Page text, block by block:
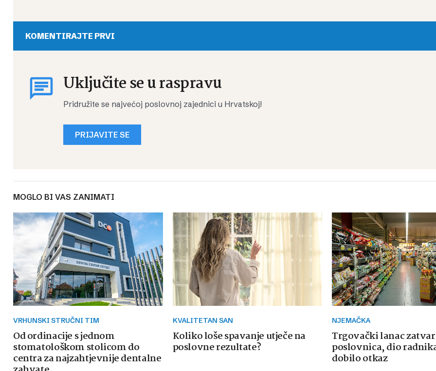
KOMENTIRAJTE PRVI
Uključite se u raspravu
Pridružite se najvećoj poslovnoj zajednici u Hrvatskoj!
PRIJAVITE SE
MOGLO BI VAS ZANIMATI
VRHUNSKI STRUČNI TIM
Od ordinacije s jednom
stomatološkom stolicom do
centra za najzahtjevnije dentalne
KVALITETAN SAN
Koliko loše spavanje utječe na
poslovne rezultate?
NJEMAČKA
Trgovački lanac
poslovnica, dio
dobilo otkaz